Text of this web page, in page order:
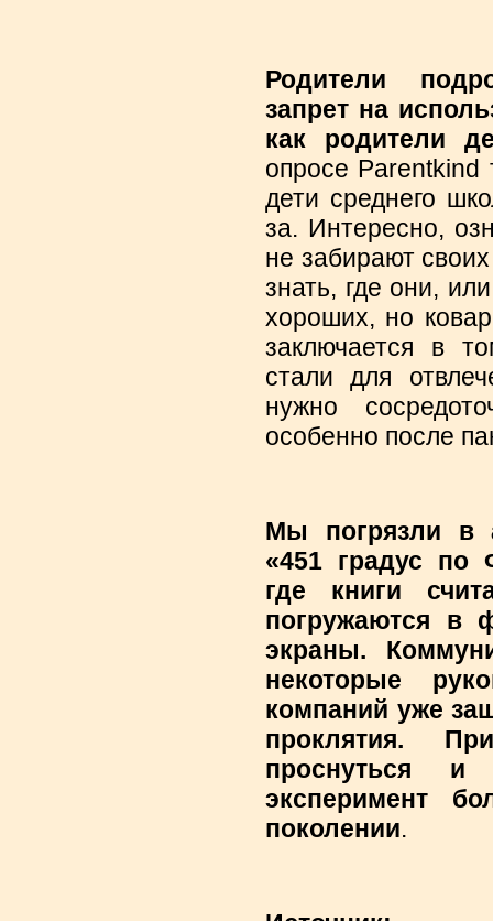
Родители
запрет на
как родители
опросе Parentkind
дети среднего
за. Интересно,
не забирают
знать, где они,
хороших, но
заключается в
стали для
нужно
особенно после
Мы погрязли в
«451 градус по
где книги
погружаются в
экраны.
некоторые
компаний уже
проклятия.
проснуться и
эксперимент
поколении.